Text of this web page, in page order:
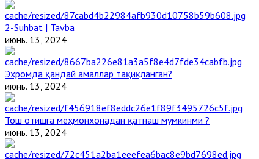
2-Suhbat | Tavba
июнь. 13, 2024
Эҳромда қандай амаллар тақиқланган?
июнь. 13, 2024
Тош отишга меҳмонхонадан қатнаш мумкинми ?
июнь. 13, 2024